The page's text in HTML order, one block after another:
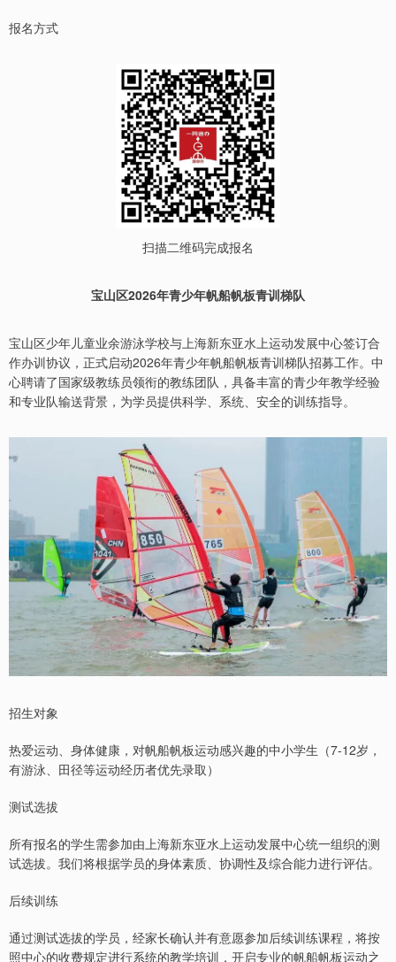
报名方式
扫描二维码完成报名
宝山区2026年青少年帆船帆板青训梯队
宝山区少年儿童业余游泳学校与上海新东亚水上运动发展中心签订合
作办训协议，正式启动2026年青少年帆船帆板青训梯队招募工作。中
心聘请了国家级教练员领衔的教练团队，具备丰富的青少年教学经验
和专业队输送背景，为学员提供科学、系统、安全的训练指导。
招生对象
热爱运动、身体健康，对帆船帆板运动感兴趣的中小学生（7-12岁，
有游泳、田径等运动经历者优先录取）
测试选拔
所有报名的学生需参加由上海新东亚水上运动发展中心统一组织的测
试选拔。我们将根据学员的身体素质、协调性及综合能力进行评估。
后续训练
通过测试选拔的学员，经家长确认并有意愿参加后续训练课程，将按
照中心的收费规定进行系统的教学培训，开启专业的帆船帆板运动之